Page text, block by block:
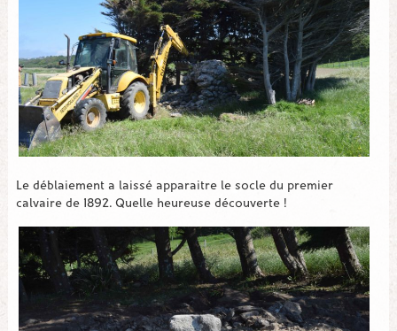
Le déblaiement a laissé apparaitre le socle du premier
calvaire de 1892. Quelle heureuse découverte !